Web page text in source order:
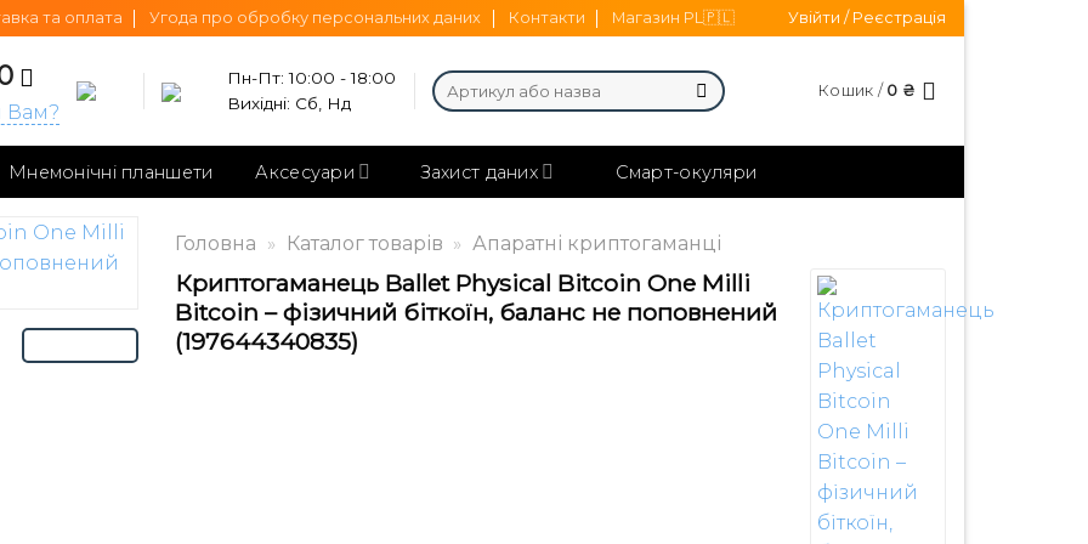
та оплата Угода про обробку персональних даних Контакти Магазин PL🇵🇱 Увійти / Реєстрація
Вам?
Пн-Пт: 10:00 - 18:00
Вихідні: Сб, Нд
Шукати:
Кошик / 0 ₴
Мнемонічні планшети Аксесуари Захист даних Смарт-окуляри
Головна » Каталог товарів » Апаратні криптогаманці
Криптогаманець Ballet Physical Bitcoin One Milli
Bitcoin – фізичний біткоїн, баланс не поповнений
(197644340835)